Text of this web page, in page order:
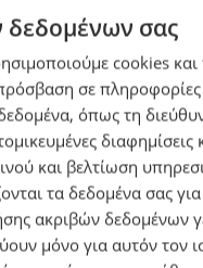
σας
cookies
σε
όπως τη
και βελτίωση
τα δεδομένα σας
ακριβών δεδομένων
μόνο για αυτόν τον